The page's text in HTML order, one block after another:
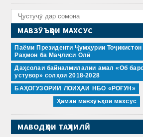
МАВЗӮЪҲОИ МАХСУС
Паёми Президенти Ҷумҳурии
Раҳмон ба Маҷлиси Олӣ
Даҳсолаи байналмилалии амал «Об
устувор» солҳои 2018-2028
БАҲОГУЗОРИИ ЛОИҲАИ НБО «РОҒУН»
Ҳамаи мавзӯъҳои махсус
МАВОДҲОИ ТАҲЛИЛӢ